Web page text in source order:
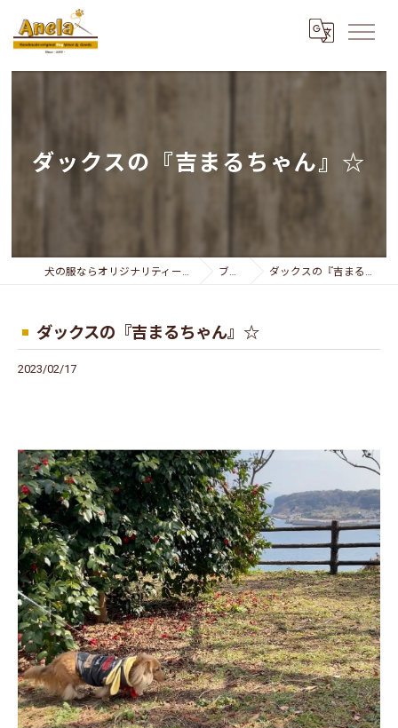
ダックスの『吉まるちゃん』☆
犬の服ならオリジナリティー溢れるAnela ブログ ダックスの『吉まるちゃん』☆
ダックスの『吉まるちゃん』☆
2023/02/17